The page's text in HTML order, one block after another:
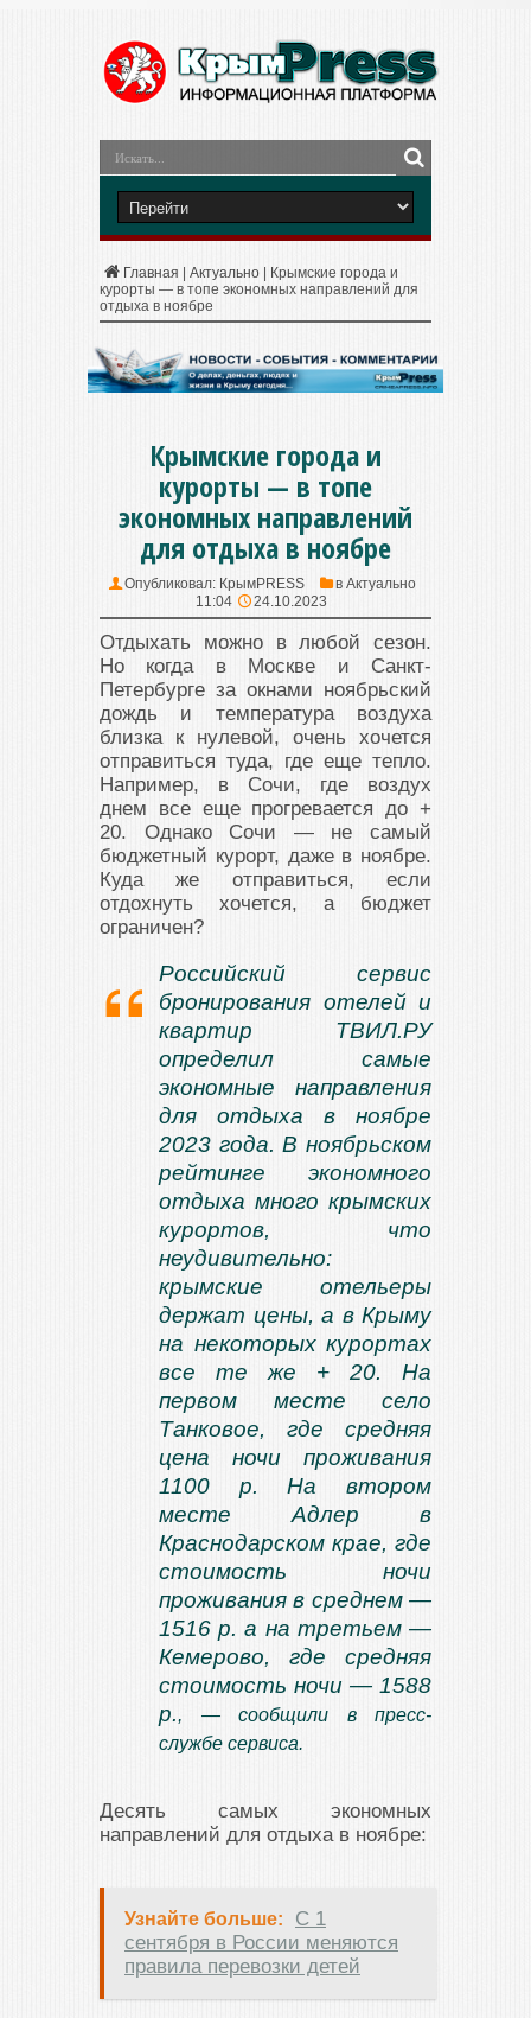
Главная Актуально
Крымские города и
курорты — в топе экономных направлений для
отдыха в ноябре
Крымские города и
курорты — в топе
экономных направлений
для отдыха в ноябре
Опубликовал: КрымPRESS в Актуально
11:04
24.10.2023
Отдыхать можно в любой сезон.
Но когда в Москве и Санкт-
Петербурге за окнами ноябрьский
дождь и температура воздуха
близка к нулевой, очень хочется
отправиться туда, где еще тепло.
Например, в Сочи, где воздух
днем все еще прогревается до +
20. Однако Сочи — не самый
бюджетный курорт, даже в ноябре.
Куда же отправиться, если
отдохнуть хочется, а бюджет
ограничен?
Российский сервис
бронирования отелей и
квартир ТВИЛ.РУ
определил самые
экономные направления
для отдыха в ноябре
2023 года. В ноябрьском
рейтинге экономного
отдыха много крымских
курортов, что
неудивительно:
крымские отельеры
держат цены, а в Крыму
на некоторых курортах
все те же + 20. На
первом месте село
Танковое, где средняя
цена ночи проживания
1100 р. На втором
месте Адлер в
Краснодарском крае, где
стоимость ночи
проживания в среднем —
1516 р. а на третьем —
Кемерово, где средняя
стоимость ночи — 1588
р., — сообщили в пресс-
службе сервиса.
Десять самых экономных
направлений для отдыха в ноябре:
Узнайте больше:
С 1
сентября в России меняются
правила перевозки детей